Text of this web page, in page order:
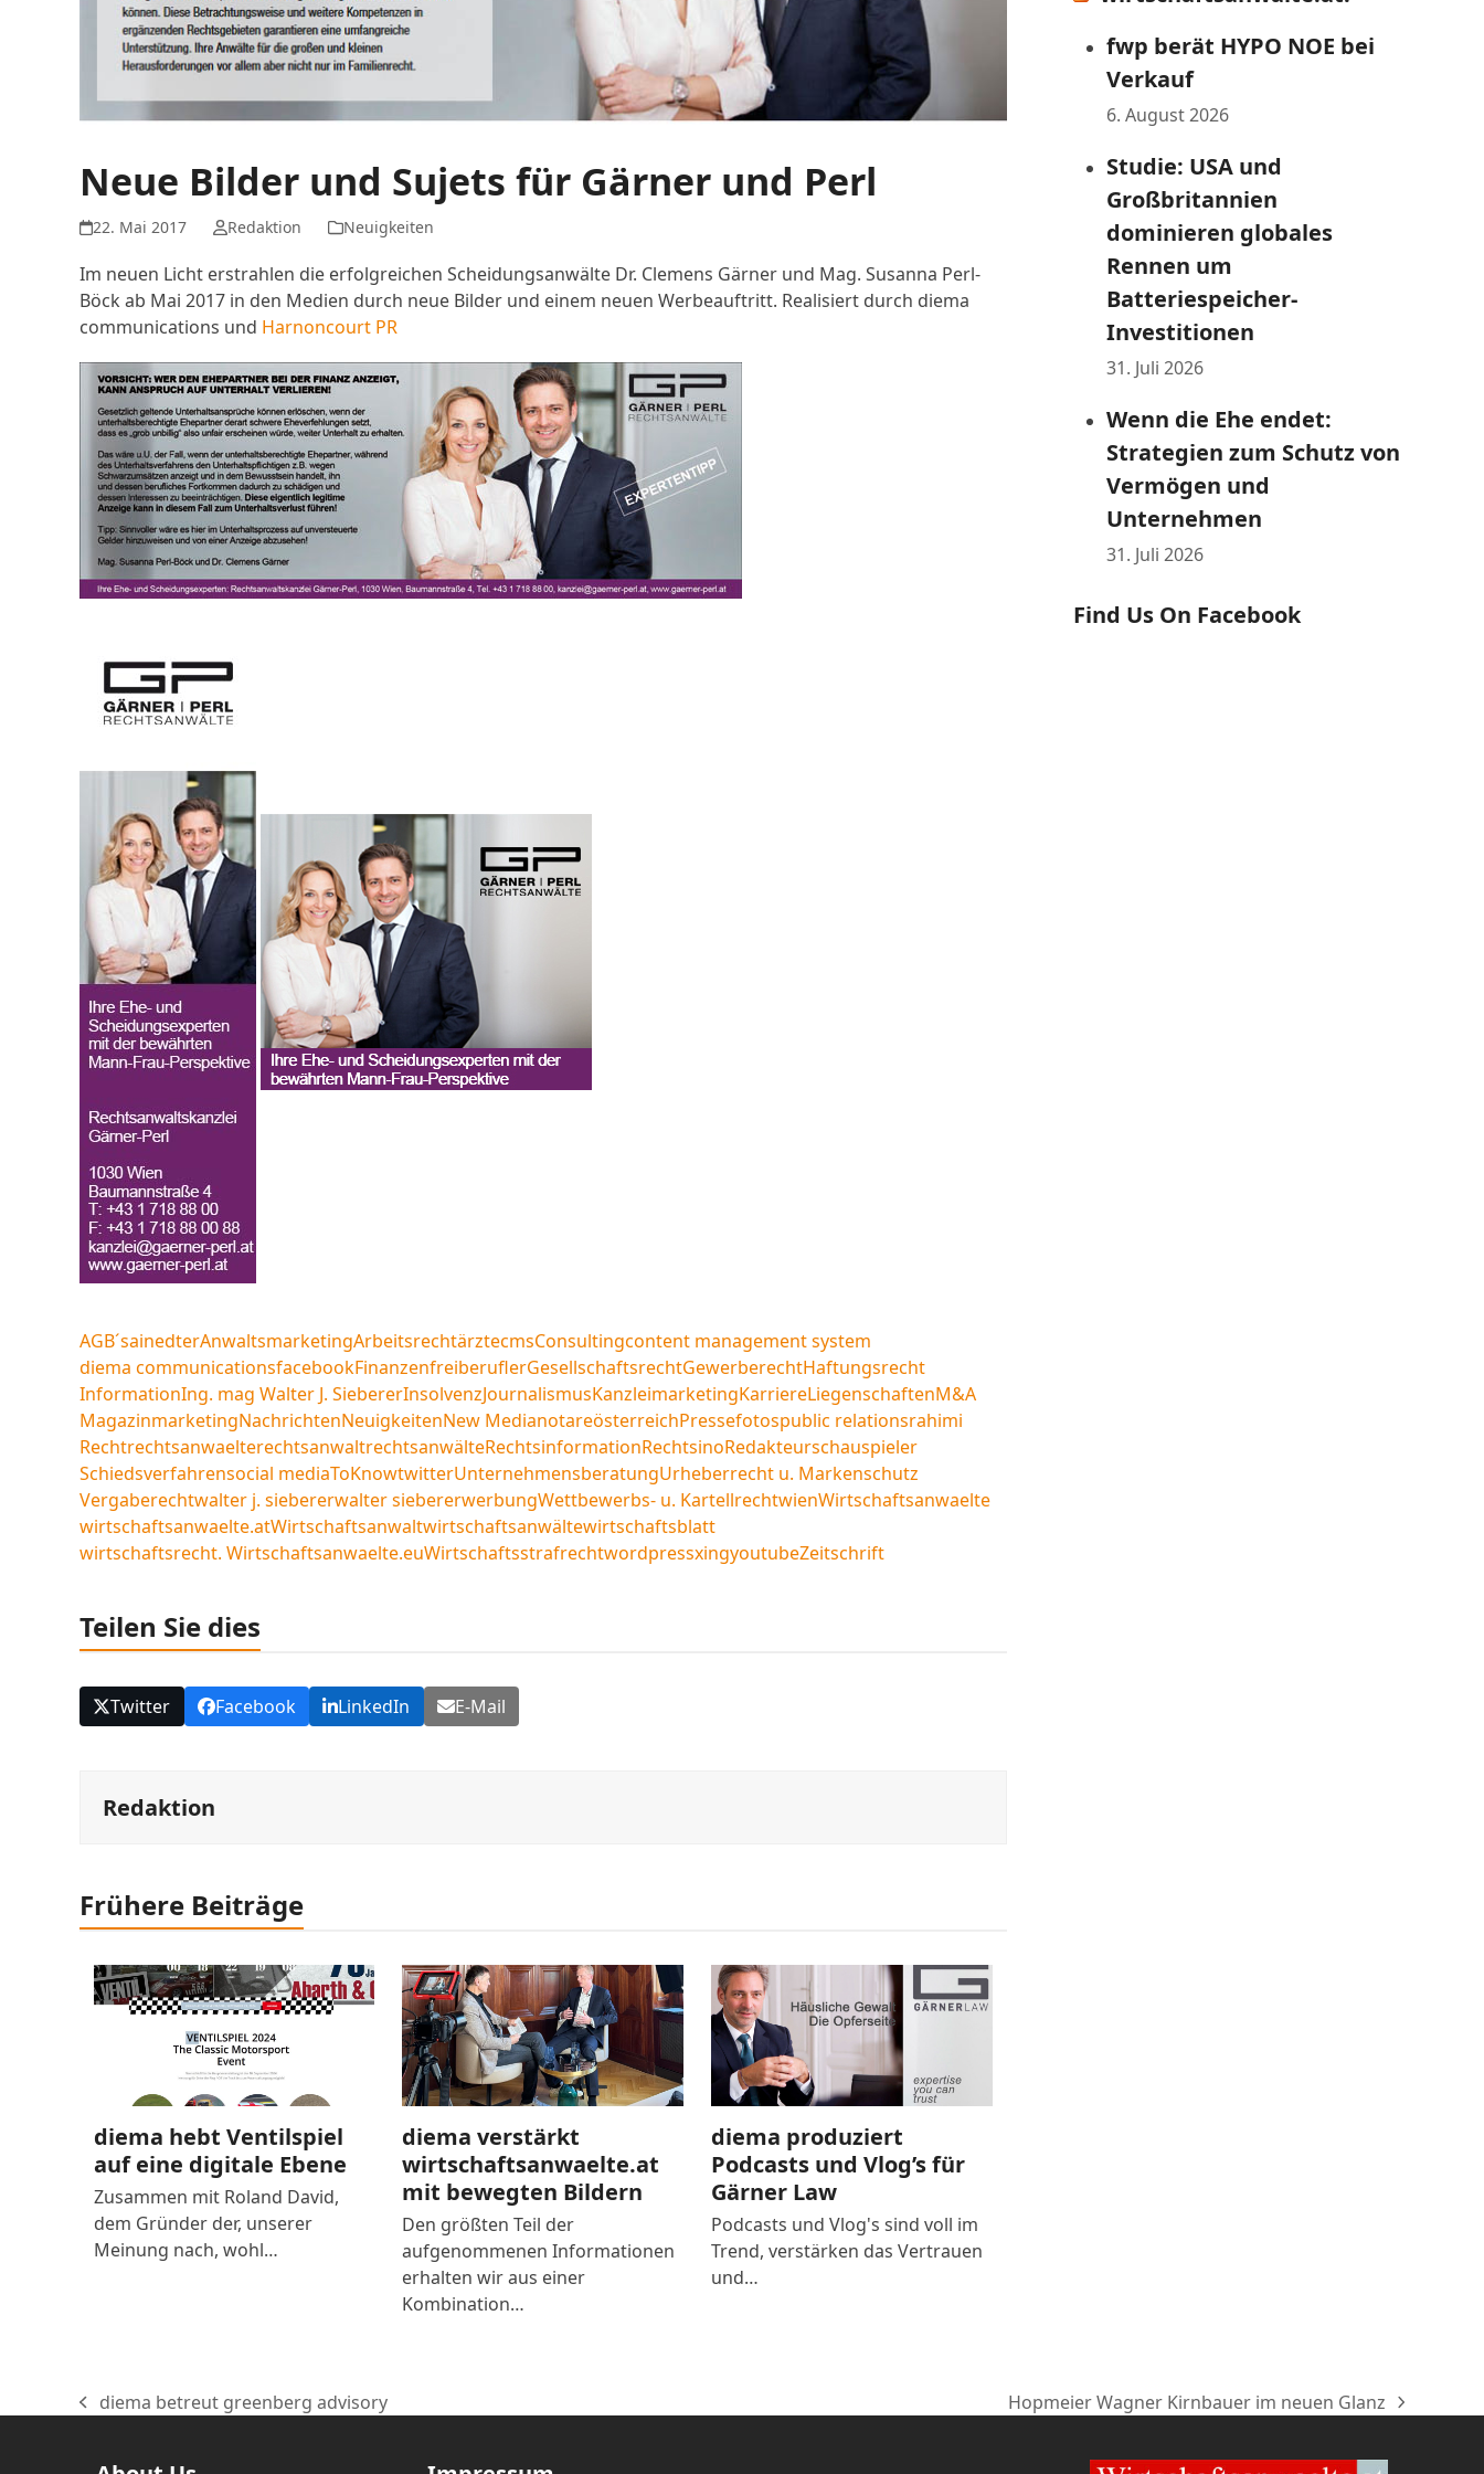
Neue Bilder und Sujets für Gärner und Perl
22. Mai 2017 Redaktion Neuigkeiten
Im neuen Licht erstrahlen die erfolgreichen Scheidungsanwälte Dr. Clemens Gärner und Mag. Susanna Perl-
Böck ab Mai 2017 in den Medien durch neue Bilder und einem neuen Werbeauftritt. Realisiert durch diema
communications und Harnoncourt PR
AGB´sainedterAnwaltsmarketingArbeitsrechtärztecmsConsultingcontent management system
diema communicationsfacebookFinanzenfreiberuflerGesellschaftsrechtGewerberechtHaftungsrecht
InformationIng. mag Walter J. SiebererInsolvenzJournalismusKanzleimarketingKarriereLiegenschaftenM&A
MagazinmarketingNachrichtenNeuigkeitenNew MedianotareösterreichPressefotospublic relationsrahimi
RechtrechtsanwaelterechtsanwaltrechtsanwälteRechtsinformationRechtsinoRedakteurschauspieler
Schiedsverfahrensocial mediaToKnowtwitterUnternehmensberatungUrheberrecht u. Markenschutz
Vergaberechtwalter j. siebererwalter siebererwerbungWettbewerbs- u. KartellrechtwienWirtschaftsanwaelte
wirtschaftsanwaelte.atWirtschaftsanwaltwirtschaftsanwältewirtschaftsblatt
wirtschaftsrecht. Wirtschaftsanwaelte.euWirtschaftsstrafrechtwordpressxingyoutubeZeitschrift
Teilen Sie dies
Twitter Facebook LinkedIn E-Mail
Redaktion
Frühere Beiträge
diema hebt Ventilspiel
auf eine digitale Ebene
Zusammen mit Roland David,
dem Gründer der, unserer
Meinung nach, wohl…
diema verstärkt
wirtschaftsanwaelte.at
mit bewegten Bildern
Den größten Teil der
aufgenommenen Informationen
erhalten wir aus einer
Kombination…
diema produziert
Podcasts und Vlog’s für
Gärner Law
Podcasts und Vlog's sind voll im
Trend, verstärken das Vertrauen
und…
fwp berät HYPO NOE bei
Verkauf
6. August 2026
Studie: USA und
Großbritannien
dominieren globales
Rennen um
Batteriespeicher-
Investitionen
31. Juli 2026
Wenn die Ehe endet:
Strategien zum Schutz von
Vermögen und
Unternehmen
31. Juli 2026
Find Us On Facebook
vorheriger
diema betreut greenberg advisory
Nächster
Hopmeier Wagner Kirnbauer im neuen Glanz